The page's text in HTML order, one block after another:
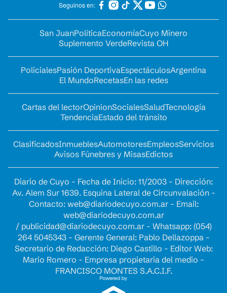
Seguinos en:
San JuanPolíticaEconomíaCuyo Minero
Suplemento VerdeRevista OH
PolicialesPasión DeportivaEspectáculosArgentina
El MundoRecetasEn las redes
Cartas del lectorOpinionSocialesSaludTecnología
TendenciaEstado del tránsito
ClasificadosInmueblesAutomotoresEmpleosServicios
Avisos Fúnebres y MisasEdictos
Diario de Cuyo - Fecha de Inicio: 11/2003 - Dirección:
Av. Alem Sur 1639. Esquina Lateral de Circunvalación -
Contacto: web@diariodecuyo.com.ar- Email:
web@diariodecuyo.com.ar
/ publicidad@diariodecuyo.com.ar- Whatsapp: (054)
264 5045343 - Gerente General: Pablo Dellazoppa -
Secretario de Redacción: Diego Castillo - Editor Web:
Mario Romero - Empresa propietaria del medio -
FRANCISCO MONTES S.A.C.I.F.